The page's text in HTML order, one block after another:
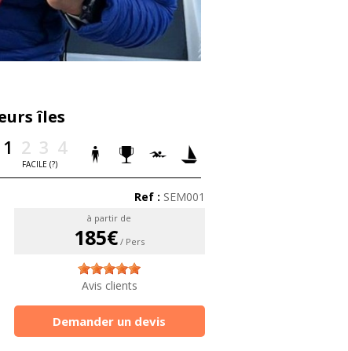
îles
1 2 3 4
FACILE (?)
Ref : SEM001
à partir de
185€ / Pers
Avis clients
Demander un devis